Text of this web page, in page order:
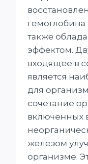
гемоглобина
также
эффектом.
входящее в
является
для
сочетание
включенных
железом
организме.